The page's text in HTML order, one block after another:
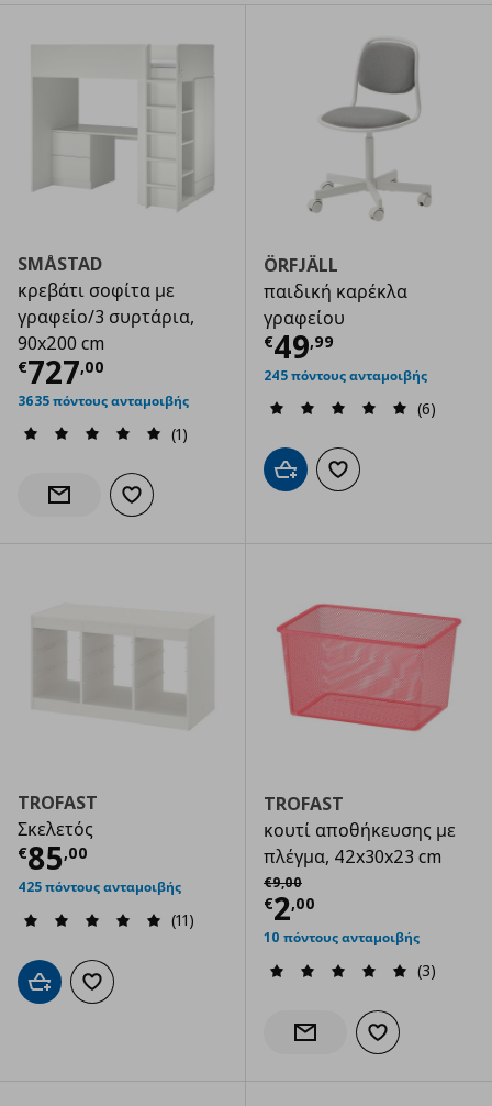
SMÅSTAD
κρεβάτι σοφίτα με
γραφείο/3 συρτάρια,
90x200 cm
€727,00
Τρέχουσα τιμή € 727,00
3635 πόντους ανταμοιβής
(1)
Ενημέρωση διαθεσιμότητας
Προσθήκη στα αγαπημένα
ÖRFJÄLL
παιδική καρέκλα
γραφείου
€49,99
Τρέχουσα
245 πόντους ανταμοιβής
(6)
Προσθήκη στο καλάθι
Προσθήκη στα
TROFAST
Σκελετός
€85,00
Τρέχουσα τιμή € 85,00
425 πόντους ανταμοιβής
(11)
Προσθήκη στο καλάθι
Προσθήκη στα αγαπημένα
TROFAST
κουτί αποθήκευσης με
πλέγμα, 42x30x23 cm
€9,00
Αρχική τιμή
€2,00
Τρέχουσα
10 πόντους ανταμοιβής
(3)
Ενημέρωση διαθεσιμότητας
Προσθήκη στα